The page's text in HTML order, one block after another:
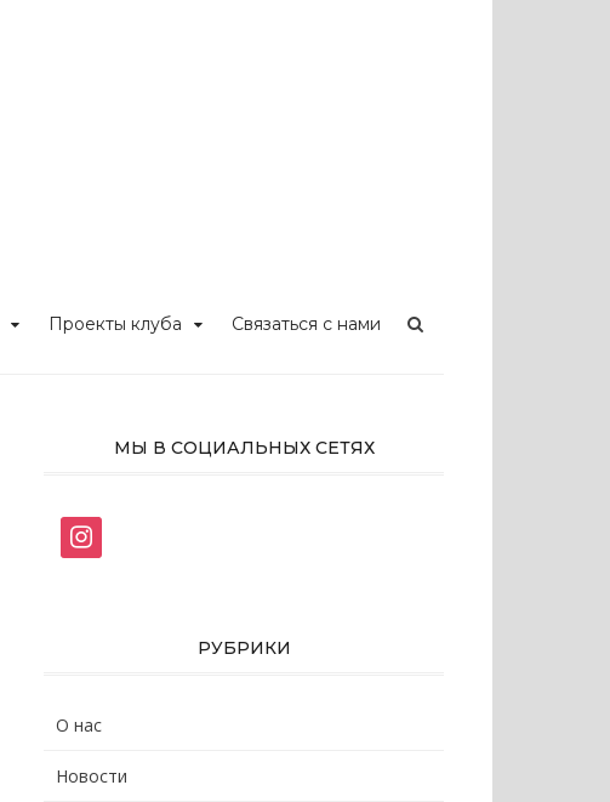
Проекты клуба Связаться с нами
МЫ В СОЦИАЛЬНЫХ СЕТЯХ
instagram
РУБРИКИ
О нас
Новости